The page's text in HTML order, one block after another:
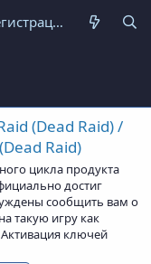
Регистрация
(Dead Raid) /
Raid)
цикла продукта
достиг
сообщить вам о
такую игру как
ключей